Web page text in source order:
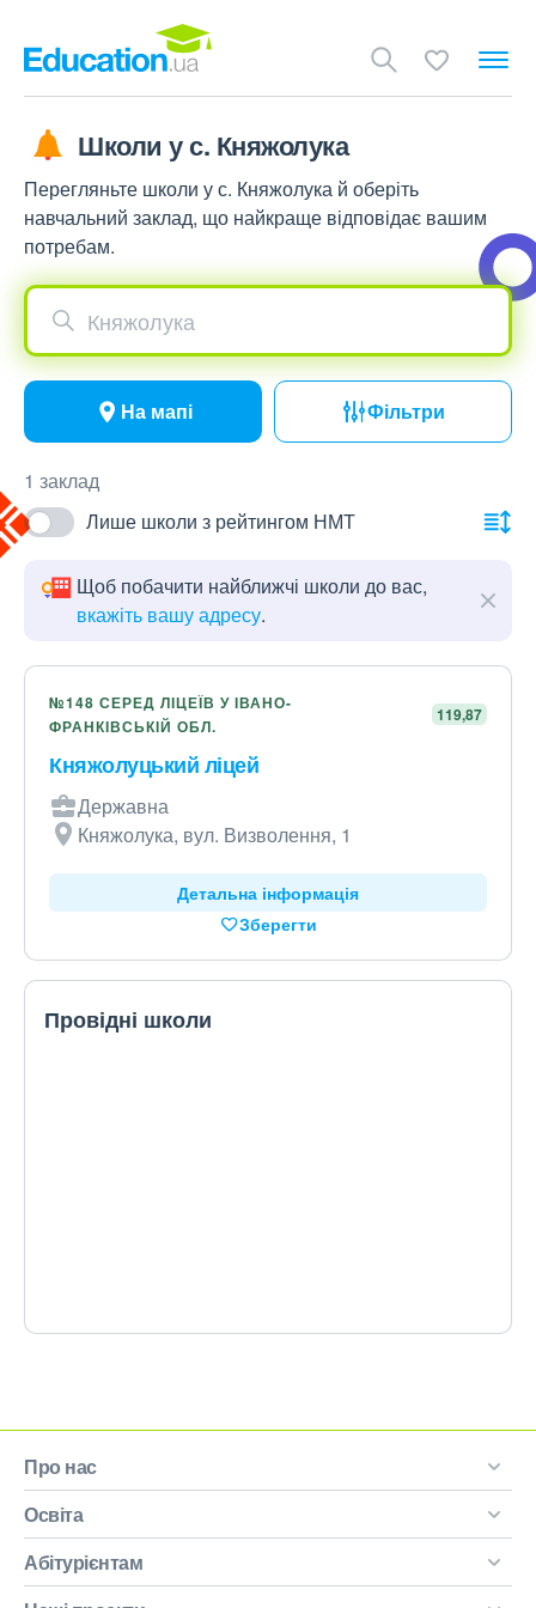
Школи у с. Княжолука
Перегляньте школи у с. Княжолука й оберіть
навчальний заклад, що найкраще відповідає вашим
потребам.
Княжолука
На мапі Фільтри
1 заклад
Лише школи з рейтингом НМТ
Щоб побачити найближчі школи до вас,
вкажіть вашу адресу.
№148 СЕРЕД ЛІЦЕЇВ У ІВАНО-
ФРАНКІВСЬКІЙ ОБЛ.
119,87
Княжолуцький ліцей
Державна
Княжолука, вул. Визволення, 1
Детальна інформація
Зберегти
Провідні школи
Про нас
Освіта
Абітурієнтам